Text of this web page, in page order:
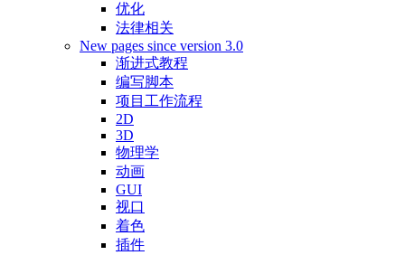
优化
法律相关
New pages since version 3.0
渐进式教程
编写脚本
项目工作流程
2D
3D
物理学
动画
GUI
视口
着色
插件